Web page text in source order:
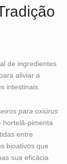
de ingredientes
aliviar a
intestinais.
para oxiúrus
hortelã-pimenta
entre
bioativos que
sua eficácia